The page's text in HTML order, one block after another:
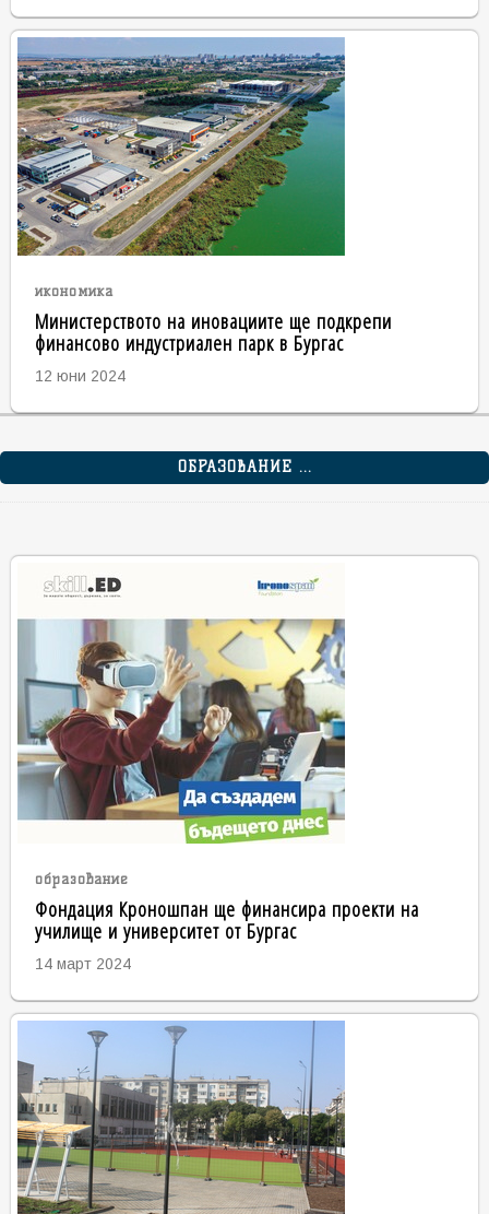
икономика
Министерството на иновациите ще подкрепи
финансово индустриален парк в Бургас
12 юни 2024
ОБРАЗОВАНИЕ ...
образование
Фондация Кроношпан ще финансира проекти на
училище и университет от Бургас
14 март 2024